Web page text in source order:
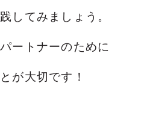
してみましょう。
ートナーのために
が大切です！